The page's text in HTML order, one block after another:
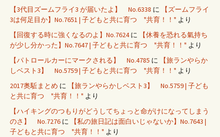
【3代目ズームフライ3 が届いたよ】 No.6338 に
【ズームフライ
3は何足目か】No.7651 | 子どもと共に育つ "共育！！" より
【回復する時に強くなるのよ】No.7624に
【休養を恐れる氣持ち
が少し分かった】No.7647 | 子どもと共に育つ "共育！！" より
【パトロールカーにマークされる】 No.4785 に
【旅ランやらか
しベスト3】 No.5759 | 子どもと共に育つ "共育！！" より
2017奥駈まとめ に
【旅ランやらかしベスト3】 No.5759 | 子ども
と共に育つ "共育！！" より
【ハイキングのつもりがどうしてちょっと命がけになってしまう
のさ】 No.7276 に
【私の旅日記は面白いじゃないか】No.7643 |
子どもと共に育つ "共育！！" より